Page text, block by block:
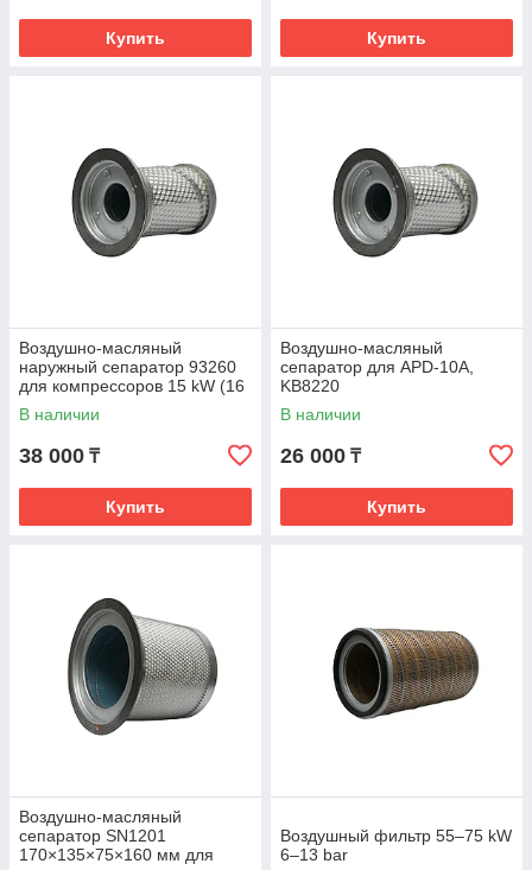
Купить Купить
Воздушно-масляный
наружный сепаратор 93260
для компрессоров 15 kW (16
bar)
В наличии
38 000 ₸
Купить
Воздушно-масляный
сепаратор для APD-10A,
KB8220
В наличии
26 000 ₸
Купить
Воздушно-масляный
сепаратор SN1201
170×135×75×160 мм для
Воздушный фильтр 55–75 kW
6–13 bar